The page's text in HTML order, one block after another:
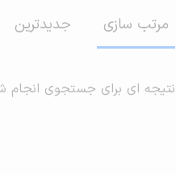
مرتب سازی جدیدترین
نتیجه ای برای جستجوی انجام